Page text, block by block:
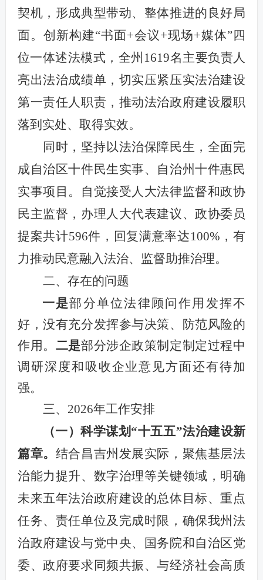
契机，形成典型带动、整体推进的良好局
面。创新构建“书面+会议+现场+媒体”四
位一体述法模式，全州1619名主要负责人
亮出法治成绩单，切实压紧压实法治建设
第一责任人职责，推动法治政府建设履职
落到实处、取得实效。
同时，坚持以法治保障民生，全面完
成自治区十件民生实事、自治州十件惠民
实事项目。自觉接受人大法律监督和政协
民主监督，办理人大代表建议、政协委员
提案共计596件，回复满意率达100%，有
力推动民意融入法治、监督助推治理。
二、存在的问题
一是部分单位法律顾问作用发挥不
好，没有充分发挥参与决策、防范风险的
作用。 二是部分涉企政策制定制定过程中
调研深度和吸收企业意见方面还有待加
强。
三、2026年工作安排
（一）科学谋划“十五五”法治建设新
篇章。 结合昌吉州发展实际，聚焦基层法
治能力提升、数字治理等关键领域，明确
未来五年法治政府建设的总体目标、重点
任务、责任单位及完成时限，确保我州法
治政府建设与党中央、国务院和自治区党
委、政府要求同频共振、与经济社会高质